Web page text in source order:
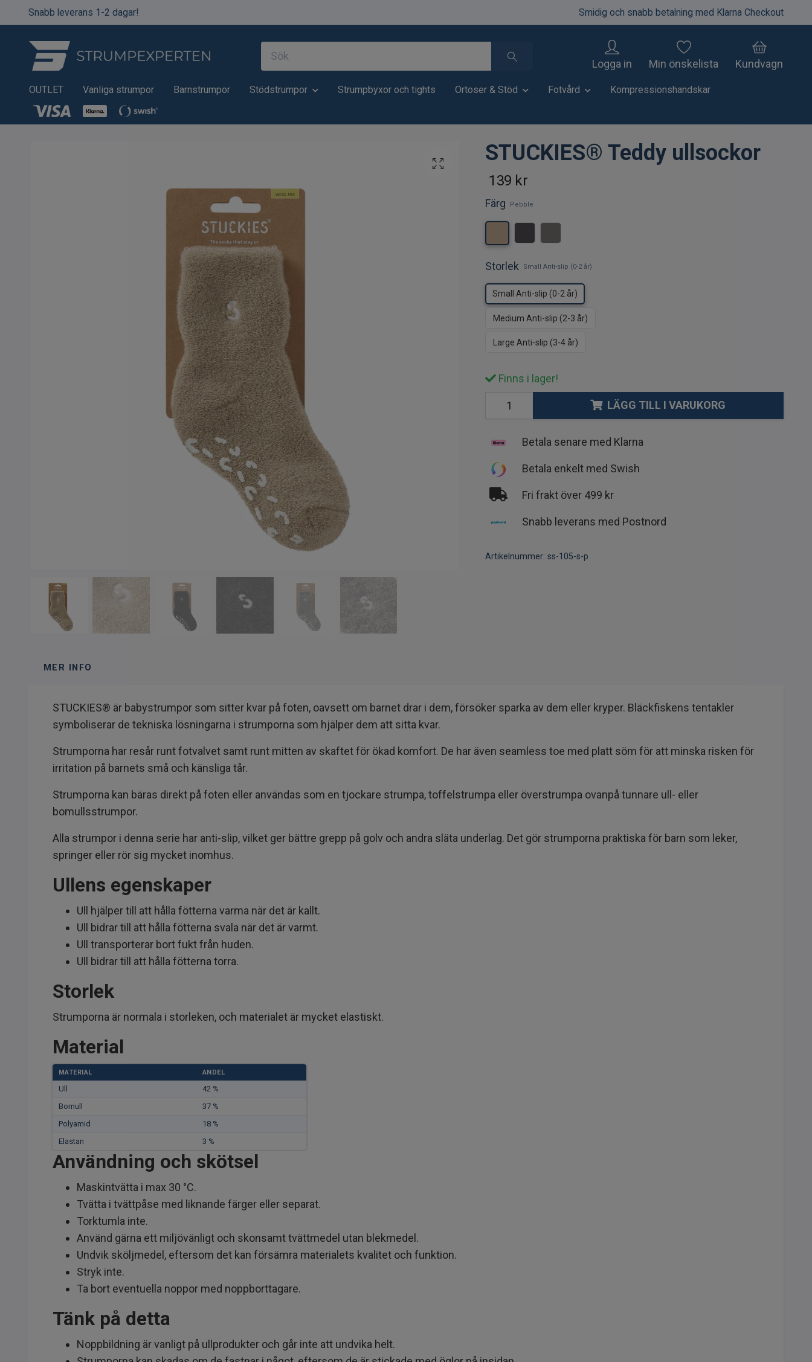
Snabb leverans 1-2 dagar! Smidig och snabb betalning med Klarna Checkout
Logga in Min önskelista Kundvagn
OUTLET Vanliga strumpor Barnstrumpor Stödstrumpor Strumpbyxor och tights Ortoser & Stöd Fotvård Kompressionshandskar
STUCKIES® Teddy ullsockor
139 kr
Färg Pebble
Storlek Small Anti-slip (0-2 år)
Small Anti-slip (0-2 år)
Medium Anti-slip (2-3 år)
Large Anti-slip (3-4 år)
Finns i lager!
LÄGG TILL I VARUKORG
Betala senare med Klarna
Betala enkelt med Swish
Fri frakt över 499 kr
Snabb leverans med Postnord
Artikelnummer: ss-105-s-p
MER INFO
STUCKIES® är babystrumpor som sitter kvar på foten, oavsett om barnet drar i dem, försöker sparka av dem eller kryper. Bläckfiskens tentakler
symboliserar de tekniska lösningarna i strumporna som hjälper dem att sitta kvar.
Strumporna har resår runt fotvalvet samt runt mitten av skaftet för ökad komfort. De har även seamless toe med platt söm för att minska risken för
irritation på barnets små och känsliga tår.
Strumporna kan bäras direkt på foten eller användas som en tjockare strumpa, toffelstrumpa eller överstrumpa ovanpå tunnare ull- eller
bomullsstrumpor.
Alla strumpor i denna serie har anti-slip, vilket ger bättre grepp på golv och andra släta underlag. Det gör strumporna praktiska för barn som leker,
springer eller rör sig mycket inomhus.
Ullens egenskaper
Ull hjälper till att hålla fötterna varma när det är kallt.
Ull bidrar till att hålla fötterna svala när det är varmt.
Ull transporterar bort fukt från huden.
Ull bidrar till att hålla fötterna torra.
Storlek
Strumporna är normala i storleken, och materialet är mycket elastiskt.
Material
MATERIAL ANDEL
Ull
42 %
Bomull
37 %
Polyamid
18 %
Elastan
3 %
Användning och skötsel
Maskintvätta i max 30 °C.
Tvätta i tvättpåse med liknande färger eller separat.
Torktumla inte.
Använd gärna ett miljövänligt och skonsamt tvättmedel utan blekmedel.
Undvik sköljmedel, eftersom det kan försämra materialets kvalitet och funktion.
Stryk inte.
Ta bort eventuella noppor med noppborttagare.
Tänk på detta
Noppbildning är vanligt på ullprodukter och går inte att undvika helt.